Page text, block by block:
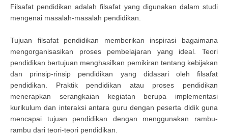
Filsafat pendidikan adalah filsafat yang digunakan dalam studi
mengenai masalah-masalah pendidikan.
Tujuan filsafat pendidikan memberikan inspirasi bagaimana
mengorganisasikan proses pembelajaran yang ideal. Teori
pendidikan bertujuan menghasilkan pemikiran tentang kebijakan
dan prinsip-rinsip pendidikan yang didasari oleh filsafat
pendidikan. Praktik pendidikan atau proses pendidikan
menerapkan serangkaian kegiatan berupa implementasi
kurikulum dan interaksi antara guru dengan peserta didik guna
mencapai tujuan pendidikan dengan menggunakan rambu-
rambu dari teori-teori pendidikan.